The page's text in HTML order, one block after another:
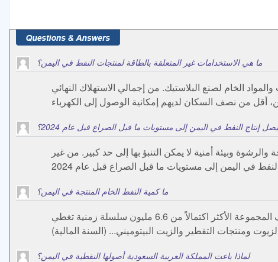
ما هي الاستخدامات غير المتعلقة بالطاقة لمنتجات النفط في اليمن؟
الخام لصنع البلاستيك. من إجمالي الاستهلاك النهائي
إنتاج النفط في اليمن إلى مستويات ما قبل الصراع قبل عام 2024؟
وبيئة أمنية لا يمكن التنبؤ بها إلى حد كبير. من غير
ما كمية النفط الخام المنتجة في اليمن؟
النفط الخام اليمني: تم الإبلاغ عن الإنتاج عند 49.000 برميل / يوم في ديسمبر 2022 انظر الجدول أدناه لمزيد من البيانات. استكشف المجموعة الأكثر اكتمالاً من 6.6 مليون سلسلة زمنية تغطي
لماذا باعت المملكة العربية السعودية أصولها النفطية في اليمن؟